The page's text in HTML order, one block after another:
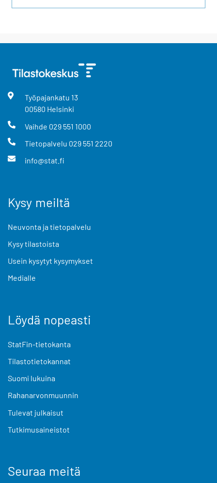
Työpajankatu 13
00580 Helsinki
Vaihde 029 551 1000
Tietopalvelu 029 551 2220
info@stat.fi
Kysy meiltä
Neuvonta ja tietopalvelu
Kysy tilastoista
Usein kysytyt kysymykset
Medialle
Löydä nopeasti
StatFin-tietokanta
Tilastotietokannat
Suomi lukuina
Rahanarvonmuunnin
Tulevat julkaisut
Tutkimusaineistot
Seuraa meitä